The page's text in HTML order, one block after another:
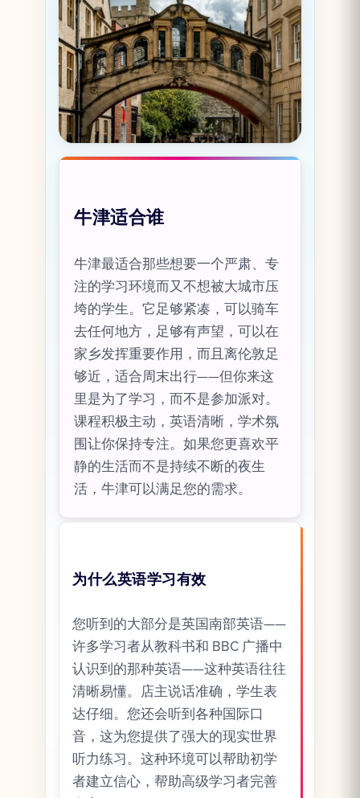
牛津适合谁
牛津最适合那些想要一个严肃、专
注的学习环境而又不想被大城市压
垮的学生。它足够紧凑，可以骑车
去任何地方，足够有声望，可以在
家乡发挥重要作用，而且离伦敦足
够近，适合周末出行——但你来这
里是为了学习，而不是参加派对。
课程积极主动，英语清晰，学术氛
围让你保持专注。如果您更喜欢平
静的生活而不是持续不断的夜生
活，牛津可以满足您的需求。
为什么英语学习有效
您听到的大部分是英国南部英语——
许多学习者从教科书和 BBC 广播中
认识到的那种英语——这种英语往往
清晰易懂。店主说话准确，学生表
达仔细。您还会听到各种国际口
音，这为您提供了强大的现实世界
听力练习。这种环境可以帮助初学
者建立信心，帮助高级学习者完善